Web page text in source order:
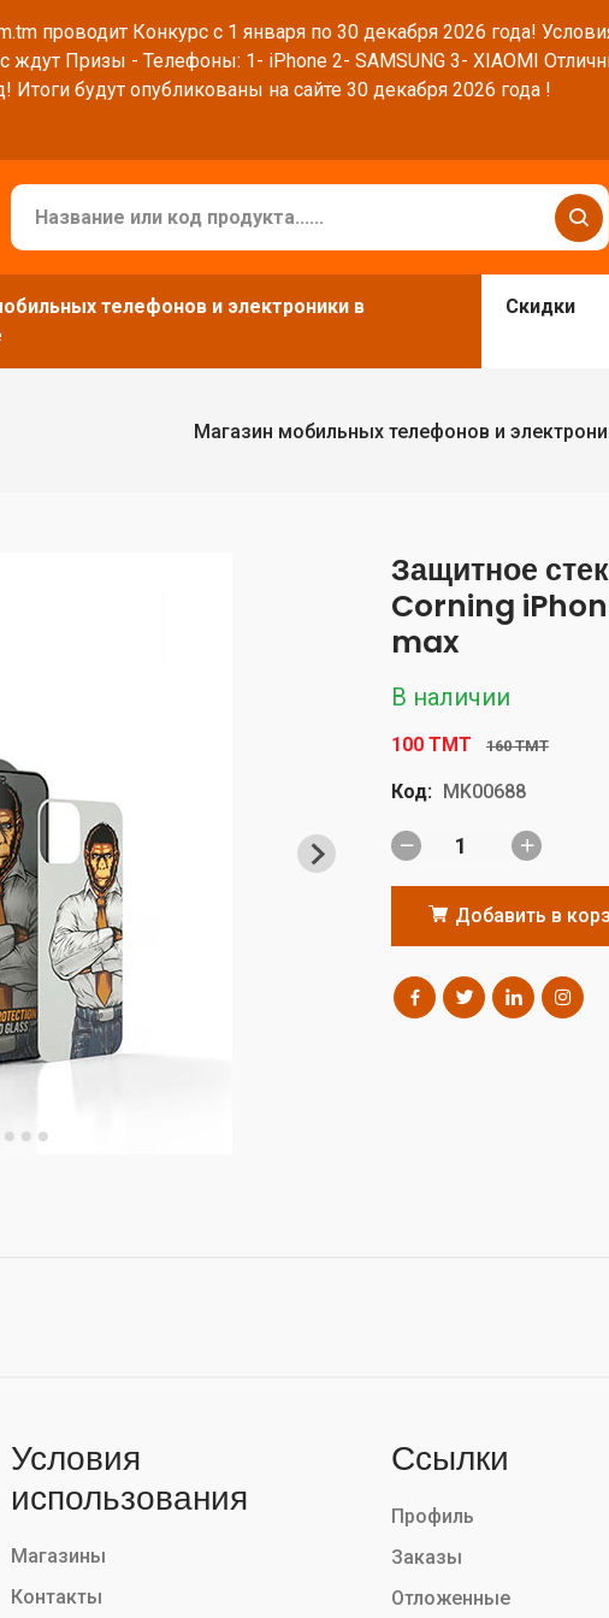
проводит Конкурс с 1 января по 30 декабря 2026 года!
ждут Призы - Телефоны: 1- iPhone 2- SAMSUNG 3- XIAOMI
Итоги будут опубликованы на сайте 30 декабря 2026 года !
телефонов и электроники в
Скидки
Магазин мобильных телефонов и
Защитное
Corning
max
В наличии
100 TMT 160 TMT
Код: MK00688
Добавить в
Условия
использования
Магазины
Контакты
Ссылки
Профиль
Заказы
Отложенные